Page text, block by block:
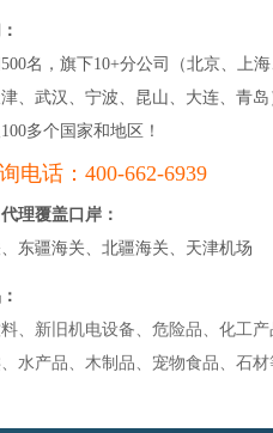
是一家专业的报关代
，为客户提供全方位
口贸易服务，涵盖
关、清关等业务。
的经验和资质，能够
类物品的报关手续。
同行业和产品，如化
木材、红酒、化妆
械等，了解并熟悉相
理相关的报检手续，
物符合国家标准和
名，旗下10+分公司（北京、上海
、武汉、宁波、昆山、大连、青岛
多个国家和地区！
电话：400-662-6939
理覆盖口岸：
东疆海关、北疆海关、天津机场
、新旧机电设备、危险品、化工
水产品、木制品、宠物食品、石材